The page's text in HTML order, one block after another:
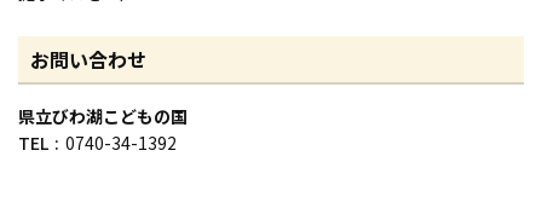
お問い合わせ
県立びわ湖こどもの国
TEL
0740-34-1392